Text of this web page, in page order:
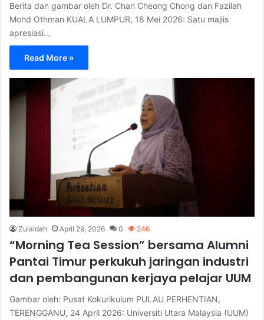
Berita dan gambar oleh Dr. Chan Cheong Chong dan Fazilah
Mohd Othman KUALA LUMPUR, 18 Mei 2026: Satu majlis
apresiasi…
Read More »
Zulaidah April 29, 2026 0 246
“Morning Tea Session” bersama Alumni
Pantai Timur perkukuh jaringan industri
dan pembangunan kerjaya pelajar UUM
Gambar oleh: Pusat Kokurikulum PULAU PERHENTIAN,
TERENGGANU, 24 April 2026: Universiti Utara Malaysia (UUM)